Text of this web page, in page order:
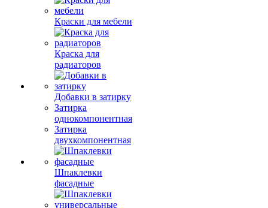
Краски для мебели
Краска для
радиаторов
Добавки в затирку
Затирка
однокомпонентная
Затирка
двухкомпонентная
Шпаклевки
фасадные